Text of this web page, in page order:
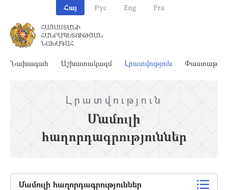
Հայ Рус Eng Fra
ՀԱՅԱՍՏԱՆԻ
ՀԱՆՐԱՊԵՏՈՒԹՅԱՆ
ՆԱԽԱԳԱՀ
Նախագահ Աշխատակազմ Լրատվություն
Լրատվություն
Մամուլի
հաղորդագրություններ
Մամուլի հաղորդագրություններ